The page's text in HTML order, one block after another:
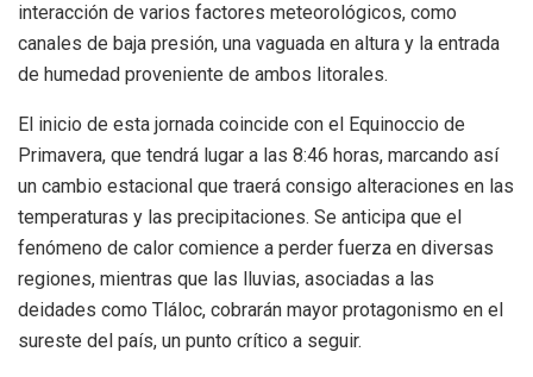
interacción de varios factores meteorológicos, como
canales de baja presión, una vaguada en altura y la entrada
de humedad proveniente de ambos litorales.
El inicio de esta jornada coincide con el Equinoccio de
Primavera, que tendrá lugar a las 8:46 horas, marcando así
un cambio estacional que traerá consigo alteraciones en las
temperaturas y las precipitaciones. Se anticipa que el
fenómeno de calor comience a perder fuerza en diversas
regiones, mientras que las lluvias, asociadas a las
deidades como Tláloc, cobrarán mayor protagonismo en el
sureste del país, un punto crítico a seguir.